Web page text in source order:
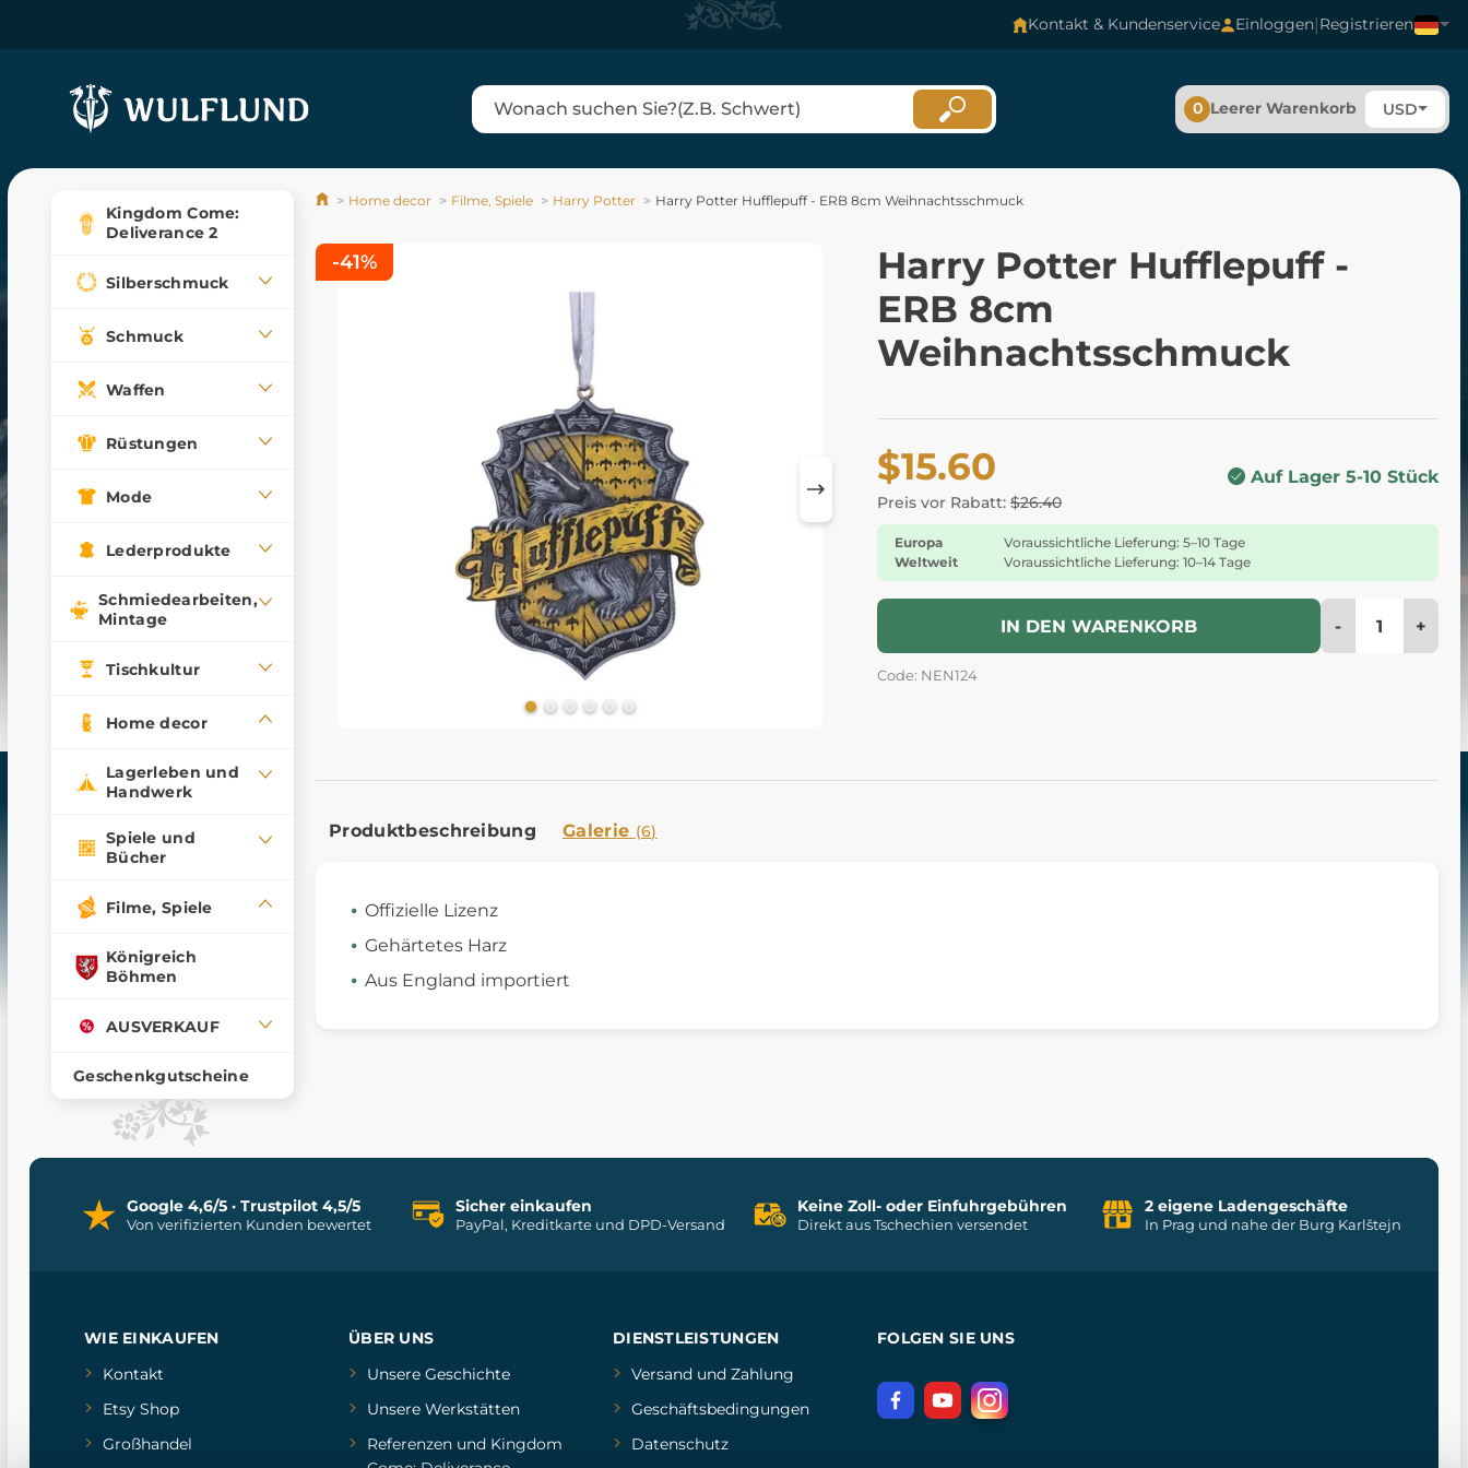
Kontakt & Kundenservice Einloggen|Registrieren
0 Leerer Warenkorb USD
Kingdom Come:
Deliverance 2
Silberschmuck
Schmuck
Waffen
Rüstungen
Mode
Lederprodukte
Schmiedearbeiten,
Mintage
Tischkultur
Home decor
Lagerleben und
Handwerk
Spiele und
Bücher
Filme, Spiele
Königreich
Böhmen
AUSVERKAUF
Geschenkgutscheine
Home decor Filme, Spiele Harry Potter Harry Potter Hufflepuff - ERB 8cm Weihnachtsschmuck
Harry Potter Hufflepuff -
ERB 8cm
Weihnachtsschmuck
$15.60
Preis vor Rabatt: $26.40
Auf Lager 5-10 Stück
Europa
Voraussichtliche Lieferung: 5–10 Tage
Weltweit
Voraussichtliche Lieferung: 10–14 Tage
IN DEN WARENKORB - +
Code: NEN124
-41%
Produktbeschreibung Galerie (6)
Offizielle Lizenz
Gehärtetes Harz
Aus England importiert
Google 4,6/5 · Trustpilot 4,5/5
Von verifizierten Kunden bewertet
Sicher einkaufen
PayPal, Kreditkarte und DPD-Versand
Keine Zoll- oder Einfuhrgebühren
Direkt aus Tschechien versendet
2 eigene Ladengeschäfte
In Prag und nahe der Burg Karlštejn
WIE EINKAUFEN
Kontakt
Etsy Shop
Großhandel
ÜBER UNS
Unsere Geschichte
Unsere Werkstätten
Referenzenund Kingdom
DIENSTLEISTUNGEN
Versand und Zahlung
Geschäftsbedingungen
Datenschutz
FOLGEN SIE UNS